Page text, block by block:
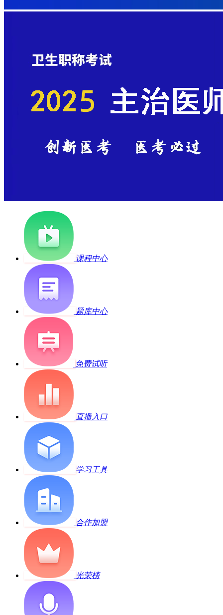
课程中心
题库中心
免费试听
直播入口
学习工具
合作加盟
光荣榜